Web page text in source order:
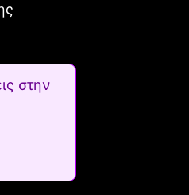
στην